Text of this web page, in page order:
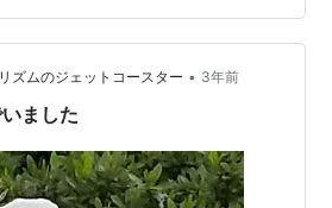
も 入れなければならな…
ズムのジェットコースター • 3年前
ました